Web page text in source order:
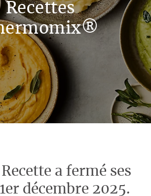
Recettes
a fermé ses
décembre 2025.